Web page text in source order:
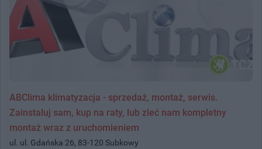
ABClima klimatyzacja - sprzedaż, montaż, serwis.
Zainstaluj sam, kup na raty, lub zleć nam kompletny
montaż wraz z uruchomieniem
ul. ul. Gdańska 26, 83-120 Subkowy